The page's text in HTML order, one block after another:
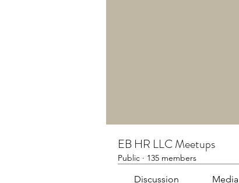
EB HR LLC Meetups
Public · 135 members
Discussion Media